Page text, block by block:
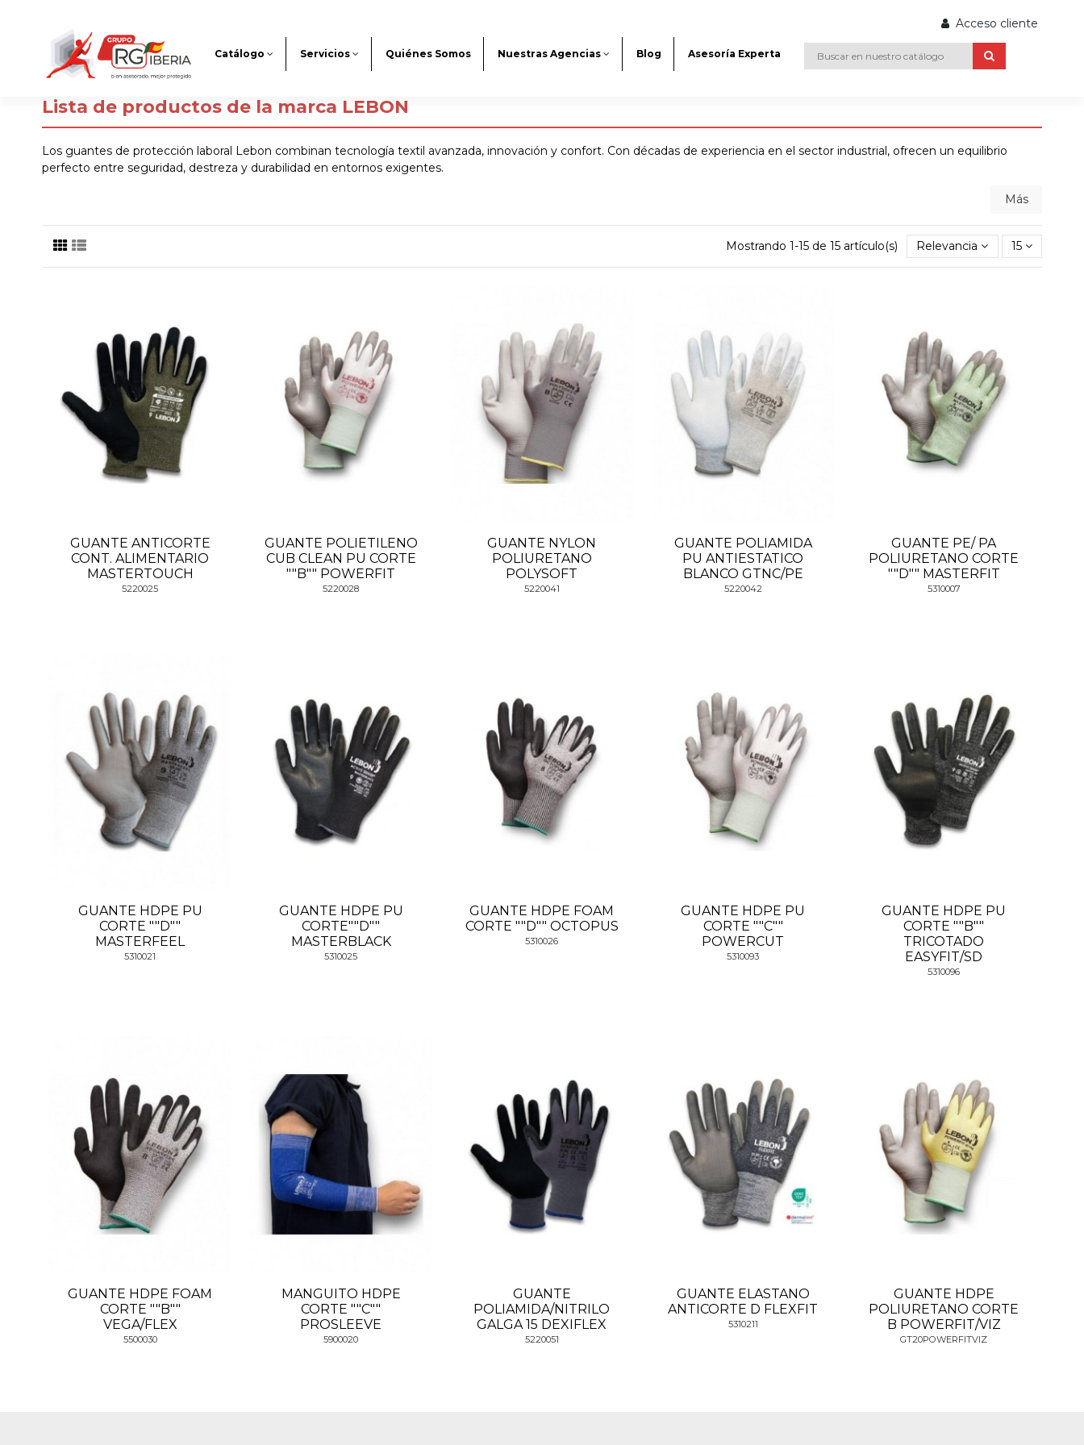
Acceso cliente
Catálogo Servicios Quiénes Somos Nuestras Agencias Blog Asesoría Experta
Lista de productos de la marca LEBON
Los guantes de protección laboral Lebon combinan tecnología textil avanzada, innovación y confort. Con décadas de experiencia en el sector industrial, ofrecen un equilibrio
perfecto entre seguridad, destreza y durabilidad en entornos exigentes.
Más
Mostrando 1-15 de 15 artículo(s) Relevancia 15
GUANTE ANTICORTE
CONT. ALIMENTARIO
MASTERTOUCH
5220025
GUANTE POLIETILENO
CUB CLEAN PU CORTE
""B"" POWERFIT
5220028
GUANTE NYLON
POLIURETANO
POLYSOFT
5220041
GUANTE POLIAMIDA
PU ANTIESTATICO
BLANCO GTNC/PE
5220042
GUANTE PE/ PA
POLIURETANO CORTE
""D"" MASTERFIT
5310007
GUANTE HDPE PU
CORTE ""D""
MASTERFEEL
5310021
GUANTE HDPE PU
CORTE""D""
MASTERBLACK
5310025
GUANTE HDPE FOAM
CORTE ""D"" OCTOPUS
5310026
GUANTE HDPE PU
CORTE ""C""
POWERCUT
5310093
GUANTE HDPE PU
CORTE ""B""
TRICOTADO
EASYFIT/SD
5310096
GUANTE HDPE FOAM
CORTE ""B""
VEGA/FLEX
5500030
MANGUITO HDPE
CORTE ""C""
PROSLEEVE
5900020
GUANTE
POLIAMIDA/NITRILO
GALGA 15 DEXIFLEX
5220051
GUANTE ELASTANO
ANTICORTE D FLEXFIT
5310211
GUANTE HDPE
POLIURETANO CORTE
B POWERFIT/VIZ
GT20POWERFITVIZ